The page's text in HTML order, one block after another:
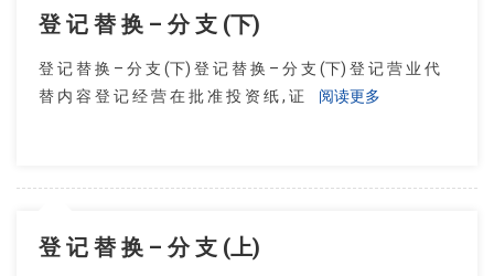
登 记 替 换 – 分 支 (下)
登 记 替 换 – 分 支 (下) 登 记 替 换 – 分 支 (下) 登 记 营 业 代
替 内 容 登 记 经 营 在 批 准 投 资 纸 , 证
阅读更多
登 记 替 换 – 分 支 (上)